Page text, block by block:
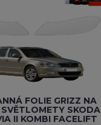
FOLIE GRIZZ NA
SVĚTLOMETY SKODA
II KOMBI FACELIFT